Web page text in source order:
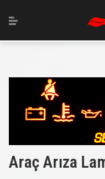
Araç Arıza